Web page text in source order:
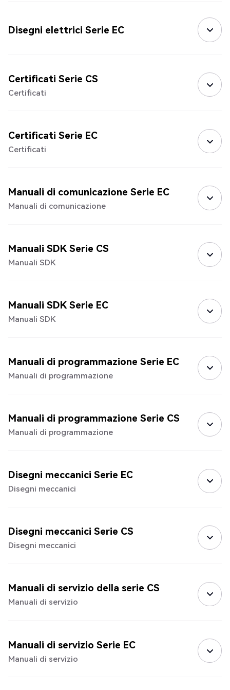
Disegni elettrici Serie EC
Certificati Serie CS
Certificati
Certificati Serie EC
Certificati
Manuali di comunicazione Serie EC
Manuali di comunicazione
Manuali SDK Serie CS
Manuali SDK
Manuali SDK Serie EC
Manuali SDK
Manuali di programmazione Serie EC
Manuali di programmazione
Manuali di programmazione Serie CS
Manuali di programmazione
Disegni meccanici Serie EC
Disegni meccanici
Disegni meccanici Serie CS
Disegni meccanici
Manuali di servizio della serie CS
Manuali di servizio
Manuali di servizio Serie EC
Manuali di servizio